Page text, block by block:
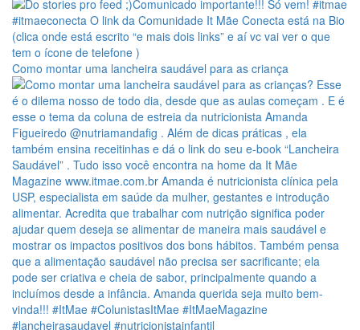
Como montar uma lancheira saudável para as criança